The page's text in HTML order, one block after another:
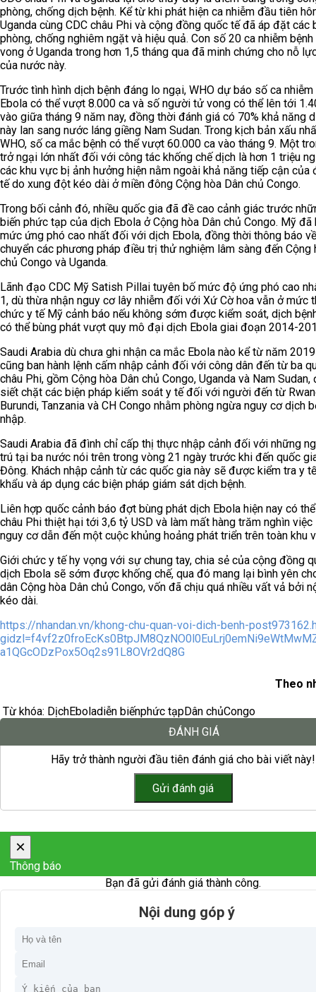
phòng, chống dịch bệnh. Kể từ khi phát hiện ca nhiễm đầu tiên
Uganda cùng CDC châu Phi và cộng đồng quốc tế đã áp đặt các
phòng, chống nghiêm ngặt và hiệu quả. Con số 20 ca nhiễm
vong ở Uganda trong hơn 1,5 tháng qua đã minh chứng cho nỗ
của nước này.
Trước tình hình dịch bệnh đáng lo ngại, WHO dự báo số ca
Ebola có thể vượt 8.000 ca và số người tử vong có thể lên tới
vào giữa tháng 9 năm nay, đồng thời đánh giá có 70% khả năng
này lan sang nước láng giềng Nam Sudan. Trong kịch bản xấu
WHO, số ca mắc bệnh có thể vượt 60.000 ca vào tháng 9. Một
trở ngại lớn nhất đối với công tác khống chế dịch là hơn 1 triệu
các khu vực bị ảnh hưởng hiện nằm ngoài khả năng tiếp cận của
tế do xung đột kéo dài ở miền đông Cộng hòa Dân chủ Congo.
Trong bối cảnh đó, nhiều quốc gia đã đề cao cảnh giác trước
biến phức tạp của dịch Ebola ở Cộng hòa Dân chủ Congo. Mỹ đã
mức ứng phó cao nhất đối với dịch Ebola, đồng thời thông báo
chuyển các phương pháp điều trị thử nghiệm lâm sàng đến Cộng
chủ Congo và Uganda.
Lãnh đạo CDC Mỹ Satish Pillai tuyên bố mức độ ứng phó cao
1, dù thừa nhận nguy cơ lây nhiễm đối với Xứ Cờ hoa vẫn ở mức
chức y tế Mỹ cảnh báo nếu không sớm được kiểm soát, dịch
có thể bùng phát vượt quy mô đại dịch Ebola giai đoạn 2014-
Saudi Arabia dù chưa ghi nhận ca mắc Ebola nào kể từ năm
cũng ban hành lệnh cấm nhập cảnh đối với công dân đến từ ba
châu Phi, gồm Cộng hòa Dân chủ Congo, Uganda và Nam
siết chặt các biện pháp kiểm soát y tế đối với người đến từ
Burundi, Tanzania và CH Congo nhằm phòng ngừa nguy cơ dịch
nhập.
Saudi Arabia đã đình chỉ cấp thị thực nhập cảnh đối với những
trú tại ba nước nói trên trong vòng 21 ngày trước khi đến quốc
Đông. Khách nhập cảnh từ các quốc gia này sẽ được kiểm tra y
khẩu và áp dụng các biện pháp giám sát dịch bệnh.
Liên hợp quốc cảnh báo đợt bùng phát dịch Ebola hiện nay có
châu Phi thiệt hại tới 3,6 tỷ USD và làm mất hàng trăm nghìn việc
nguy cơ dẫn đến một cuộc khủng hoảng phát triển trên toàn khu
Giới chức y tế hy vọng với sự chung tay, chia sẻ của cộng đồng
dịch Ebola sẽ sớm được khống chế, qua đó mang lại bình yên
dân Cộng hòa Dân chủ Congo, vốn đã chịu quá nhiều vất vả bởi
kéo dài.
https://nhandan.vn/khong-chu-quan-voi-dich-benh-
a1QGcODzPox5Oq2s91L8OVr2dQ8G
Theo
Từ khóa: DịchEboladiễn biếnphức tạpDân chủCongo
ĐÁNH GIÁ
Hãy trở thành người đầu tiên đánh giá cho bài viết này!
×
Thông báo
Bạn đã gửi đánh giá thành công.
Nội dung góp ý